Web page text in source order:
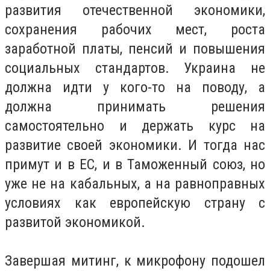
развития отечественной экономики,
сохранения рабочих мест, роста
заработной платы, пенсий и повышения
социальных стандартов. Украина не
должна идти у кого-то на поводу, а
должна принимать решения
самостоятельно и держать курс на
развитие своей экономики. И тогда нас
примут и в ЕС, и в Таможенный союз, но
уже не на кабальных, а на равноправных
условиях как европейскую страну с
развитой экономикой.
Завершая митинг, к микрофону подошел